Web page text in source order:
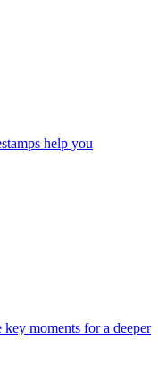
help you
moments for a deeper